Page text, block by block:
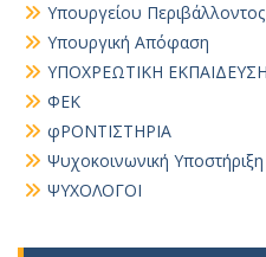
Υπουργείου Περιβάλλοντος
Υπουργική Απόφαση
ΥΠΟΧΡΕΩΤΙΚΗ ΕΚΠΑΙΔΕΥΣΗ
ΦΕΚ
φΡΟΝΤΙΣΤΗΡΙΑ
Ψυχοκοινωνική Υποστήριξη
ΨΥΧΟΛΟΓΟΙ